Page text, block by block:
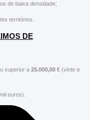
de baixa densidade;
territórios.
DE
superior a 25.000,00 € (vinte e
euros).